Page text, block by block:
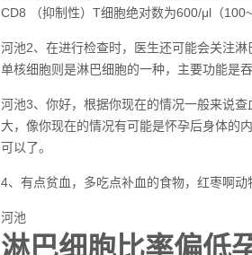
CD8 （抑制性）T细胞绝对数为600/μl（
河池2、在进行检查时，医生还可能会关注
单核细胞则是淋巴细胞的一种，主要功能是
河池3、你好，根据你现在的情况一般来说
大，像你现在的情况有可能是怀孕后身体的
可以了。
4、有点贫血，多吃点补血的食物，红枣啊动
河池
淋巴细胞比率偏低